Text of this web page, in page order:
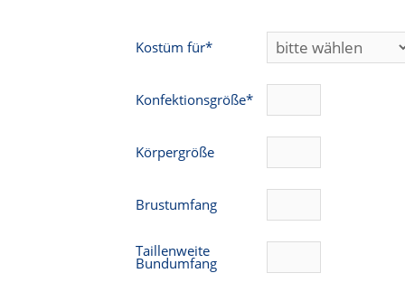
Kostüm für*
Konfektionsgröße*
Körpergröße
Brustumfang
Taillenweite
Bundumfang